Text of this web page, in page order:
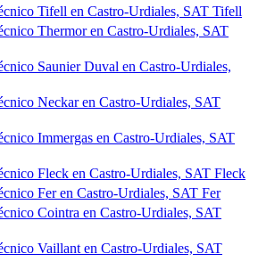
Tifell en Castro-Urdiales, SAT Tifell
Thermor en Castro-Urdiales, SAT
Saunier Duval en Castro-Urdiales,
Neckar en Castro-Urdiales, SAT
Immergas en Castro-Urdiales, SAT
Fleck en Castro-Urdiales, SAT Fleck
Fer en Castro-Urdiales, SAT Fer
Cointra en Castro-Urdiales, SAT
Vaillant en Castro-Urdiales, SAT